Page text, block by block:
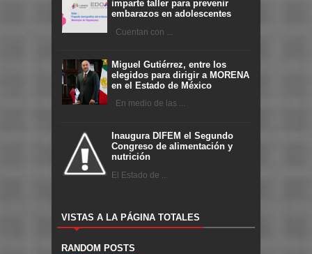
imparte taller para prevenir
embarazos en adolescentes
Cuentan con ...
Miguel Gutiérrez, entre los
elegidos para dirigir a MORENA
en el Estado de México
En medio de las ...
Inaugura DIFEM el Segundo
Congreso de alimentación y
nutrición
El Estado de ...
VISTAS A LA PÁGINA TOTALES
RANDOM POSTS